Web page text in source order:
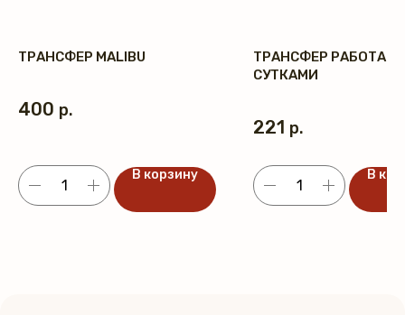
ТРАНСФЕР MALIBU
400 р.
В корзину
ТРАНСФЕР РАБОТАЮ
СУТКАМИ
221 р.
В